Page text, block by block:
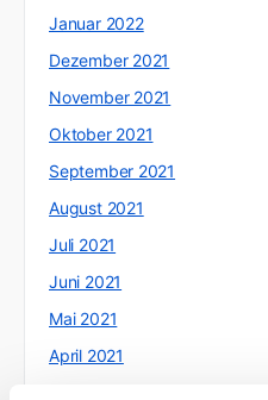
Januar 2022
Dezember 2021
November 2021
Oktober 2021
September 2021
August 2021
Juli 2021
Juni 2021
Mai 2021
April 2021